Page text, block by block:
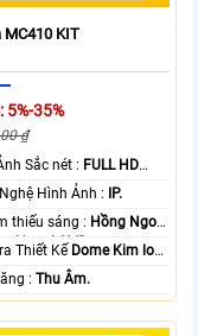
MC410 KIT
5%-35%
₫
Ảnh Sắc nét : FULL HD
🌠 Công Nghệ Hình Ảnh :
IP.
⭐ Khi xem thiếu sáng : Hồng Ngoại
Ngoại SMD.
Thiết Kế Dome Kim loại
️✔️ Khả Năng :Thu Âm.